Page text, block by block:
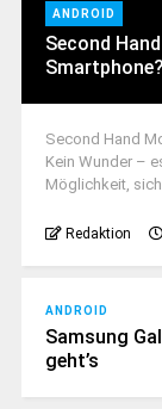
ANDROID
Second
Second Hand
Kein Wunder –
Möglichkeit, sich
Redaktion
ANDROID
Samsung
geht’s